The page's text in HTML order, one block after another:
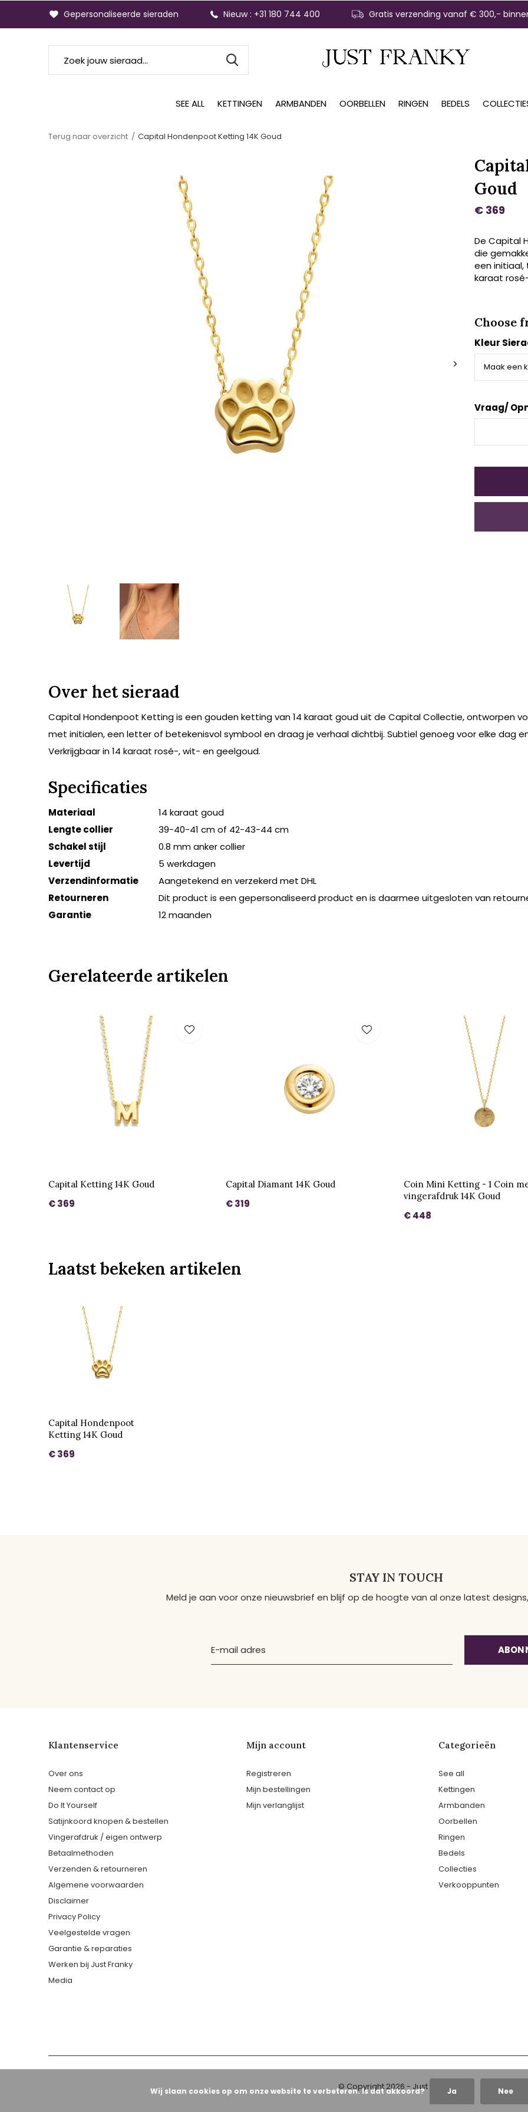
SEE ALL KETTINGEN ARMBANDEN OORBELLEN RINGEN BEDELS
Gepersonaliseerde sieraden Nieuw : +31 180 744 400 Gratis verzending vanaf € 300,-
Terug naar overzicht Capital Hondenpoot Ketting 14K Goud
Goud
€ 369
De Capital
die
een initiaal,
karaat
Choose
Kleur
Vraag/
Over het sieraad
Capital Hondenpoot Ketting is een gouden ketting van 14 karaat goud uit de Capital Collectie, ontworpen
met initialen, een letter of betekenisvol symbool en draag je verhaal dichtbij. Subtiel genoeg voor elke dag
Verkrijgbaar in 14 karaat rosé-, wit- en geelgoud.
Specificaties
Materiaal
14 karaat goud
Lengte collier
39-40-41 cm of 42-43-44 cm
Schakel stijl
0.8 mm anker collier
Levertijd
5 werkdagen
Verzendinformatie
Aangetekend en verzekerd met DHL
Retourneren
Dit product is een gepersonaliseerd product en is daarmee uitgesloten van
Garantie
12 maanden
Gerelateerde artikelen
Capital Ketting 14K Goud
€ 369
Capital Diamant 14K Goud
€ 319
Coin Mini Ketting - 1 Coin
vingerafdruk 14K Goud
€ 448
Laatst bekeken artikelen
Capital Hondenpoot
Ketting 14K Goud
€ 369
STAY IN TOUCH
Meld je aan voor onze nieuwsbrief en blijf op de hoogte van al onze latest
Klantenservice
Over ons
Neem contact op
Do It Yourself
Satijnkoord knopen & bestellen
Vingerafdruk / eigen ontwerp
Betaalmethoden
Verzenden & retourneren
Algemene voorwaarden
Disclaimer
Privacy Policy
Veelgestelde vragen
Garantie & reparaties
Werken bij Just Franky
Media
Mijn account
Registreren
Mijn bestellingen
Mijn verlanglijst
Categorieën
See all
Kettingen
Armbanden
Oorbellen
Ringen
Bedels
Collecties
Verkooppunten
© Copyright 2026 - Just Franky
Wij slaan cookies op om onze website te verbeteren. Is dat akkoord? Ja Nee